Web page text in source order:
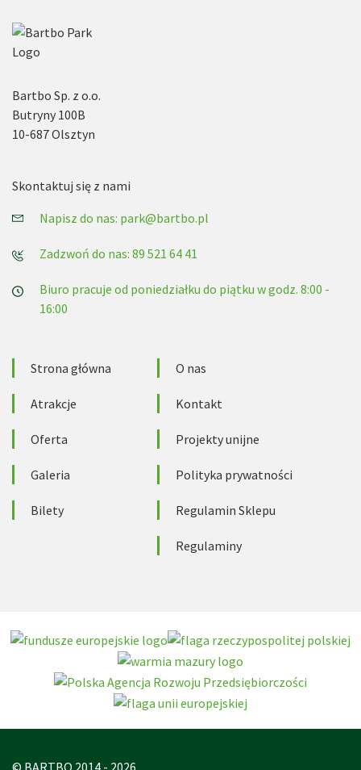
Bartbo Sp. z o.o.
Butryny 100B
10-687 Olsztyn
Skontaktuj się z nami
Napisz do nas: park@bartbo.pl
Zadzwoń do nas: 89 521 64 41
Biuro pracuje od poniedziałku do piątku w godz. 8:00 -
16:00
Strona główna
Atrakcje
Oferta
Galeria
Bilety
O nas
Kontakt
Projekty unijne
Polityka prywatności
Regulamin Sklepu
Regulaminy
© BARTBO 2014 - 2026